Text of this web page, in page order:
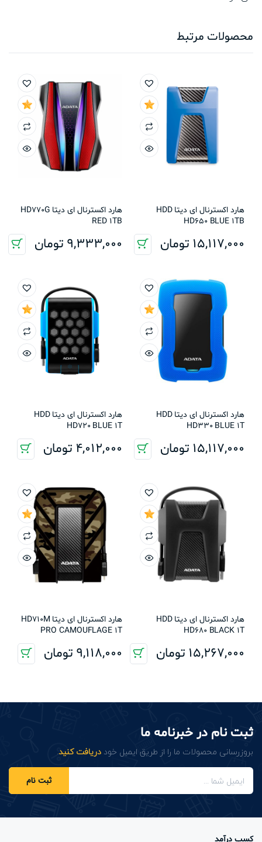
محصولات مرتبط
هارد اکسترنال ای دیتا HDD
HD650 BLUE 1TB
15,117,000 تومان
هارد اکسترنال ای دیتا HD770G
RED 1TB
9,333,000 تومان
هارد اکسترنال ای دیتا HDD
HD330 BLUE 1T
15,117,000 تومان
هارد اکسترنال ای دیتا HDD
HD720 BLUE 1T
4,012,000 تومان
هارد اکسترنال ای دیتا HDD
HD680 BLACK 1T
15,267,000 تومان
هارد اکسترنال ای دیتا HD710M
PRO CAMOUFLAGE 1T
9,118,000 تومان
ثبت نام در خبرنامه ما
بروزرسانی محصولات ما را از طریق ایمیل خود دریافت کنید.
ثبت نام
کسب درآمد